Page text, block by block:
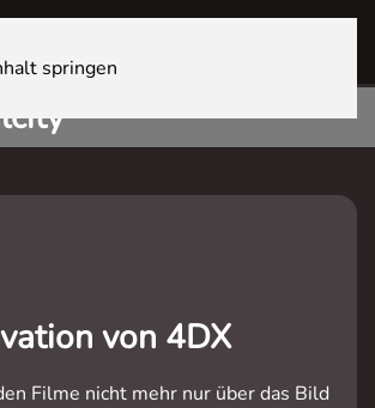
springen
von 4DX
Filme nicht mehr nur über das Bild